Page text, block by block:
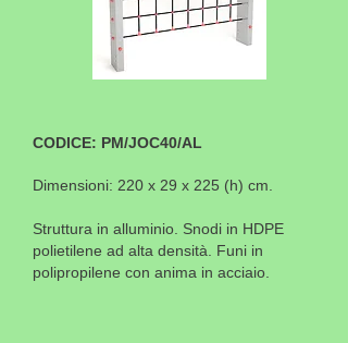
CODICE: PM/JOC40/AL
Dimensioni: 220 x 29 x 225 (h) cm.
Struttura in alluminio. Snodi in HDPE
polietilene ad alta densità. Funi in
polipropilene con anima in acciaio.